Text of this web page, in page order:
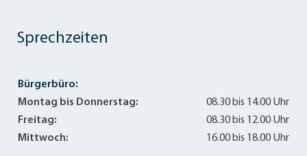
Sprechzeiten
Bürgerbüro:
Montag bis Donnerstag:
08.30 bis 14.00 Uhr
Freitag:
08.30 bis 12.00 Uhr
Mittwoch:
16.00 bis 18.00 Uhr